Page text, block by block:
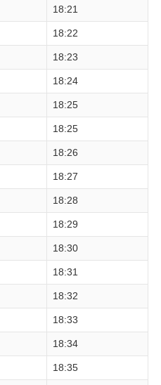
18:21
18:22
18:23
18:24
18:25
18:25
18:26
18:27
18:28
18:29
18:30
18:31
18:32
18:33
18:34
18:35